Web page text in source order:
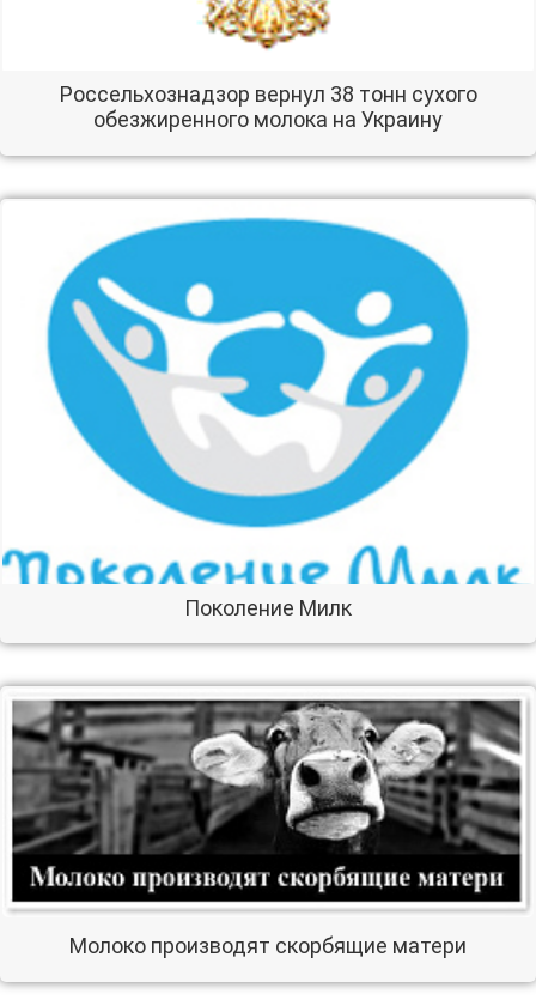
Россельхознадзор вернул 38 тонн сухого
обезжиренного молока на Украину
Поколение Милк
Молоко производят скорбящие матери